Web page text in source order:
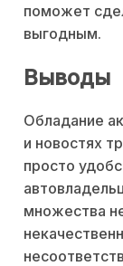
поможет
выгодным.
Выводы
Обладание
и новостях
просто
множества